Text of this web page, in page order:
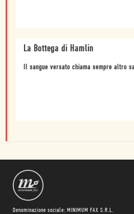
La Bottega di Hamlin
Il sangue versato chiama sempre altro
Denominazione sociale: MINIMUM FAX S.R.L.